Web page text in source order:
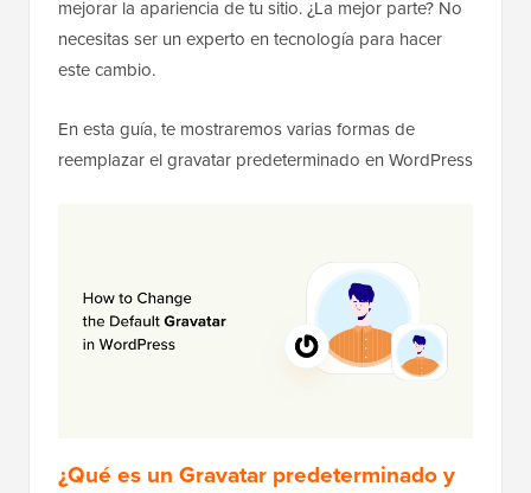
mejorar la apariencia de tu sitio. ¿La mejor parte? No
necesitas ser un experto en tecnología para hacer
este cambio.
En esta guía, te mostraremos varias formas de
reemplazar el gravatar predeterminado en WordPress
¿Qué es un Gravatar predeterminado y